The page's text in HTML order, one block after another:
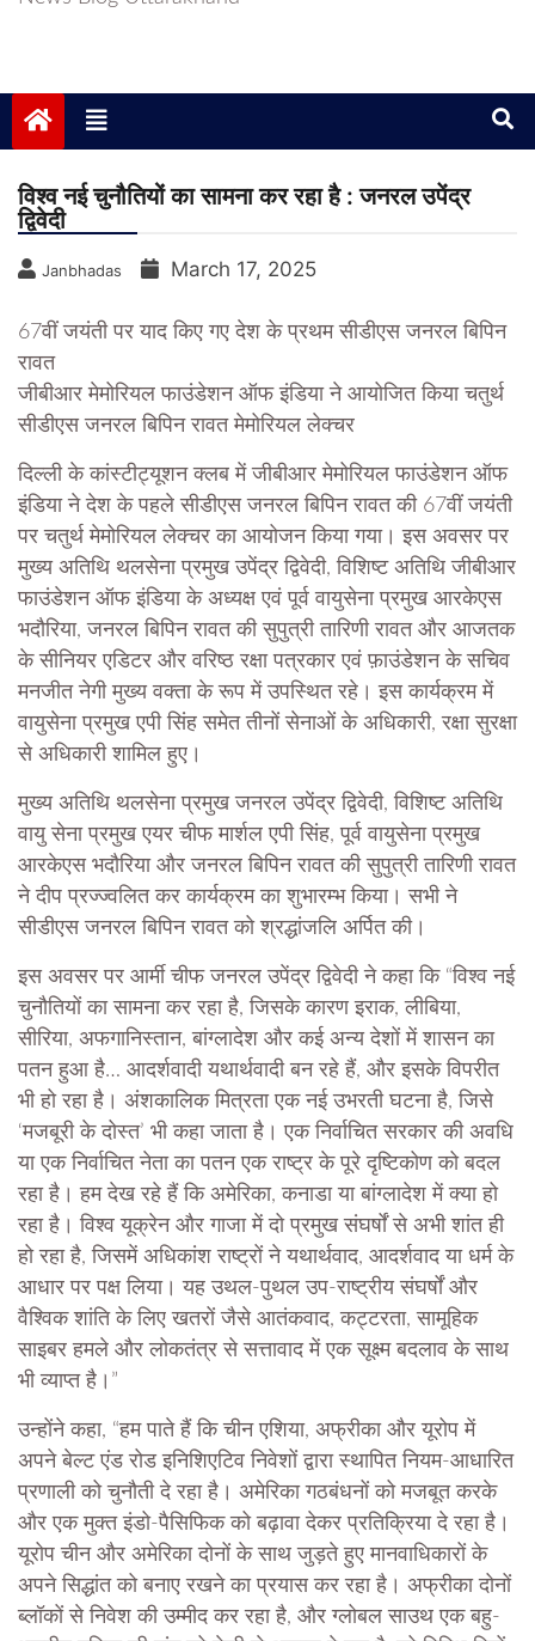
विश्व नई चुनौतियों का सामना कर रहा है : जनरल उपेंद्र
द्विवेदी
Janbhadas March 17, 2025
67वीं जयंती पर याद किए गए देश के प्रथम सीडीएस जनरल बिपिन
रावत
जीबीआर मेमोरियल फाउंडेशन ऑफ इंडिया ने आयोजित किया चतुर्थ
सीडीएस जनरल बिपिन रावत मेमोरियल लेक्चर
दिल्ली के कांस्टीट्यूशन क्लब में जीबीआर मेमोरियल फाउंडेशन ऑफ
इंडिया ने देश के पहले सीडीएस जनरल बिपिन रावत की 67वीं जयंती
पर चतुर्थ मेमोरियल लेक्चर का आयोजन किया गया। इस अवसर पर
मुख्य अतिथि थलसेना प्रमुख उपेंद्र द्विवेदी, विशिष्ट अतिथि जीबीआर
फाउंडेशन ऑफ इंडिया के अध्यक्ष एवं पूर्व वायुसेना प्रमुख आरकेएस
भदौरिया, जनरल बिपिन रावत की सुपुत्री तारिणी रावत और आजतक
के सीनियर एडिटर और वरिष्ठ रक्षा पत्रकार एवं फ़ाउंडेशन के सचिव
मनजीत नेगी मुख्य वक्ता के रूप में उपस्थित रहे। इस कार्यक्रम में
वायुसेना प्रमुख एपी सिंह समेत तीनों सेनाओं के अधिकारी, रक्षा सुरक्षा
से अधिकारी शामिल हुए।
मुख्य अतिथि थलसेना प्रमुख जनरल उपेंद्र द्विवेदी, विशिष्ट अतिथि
वायु सेना प्रमुख एयर चीफ मार्शल एपी सिंह, पूर्व वायुसेना प्रमुख
आरकेएस भदौरिया और जनरल बिपिन रावत की सुपुत्री तारिणी रावत
ने दीप प्रज्ज्वलित कर कार्यक्रम का शुभारम्भ किया। सभी ने
सीडीएस जनरल बिपिन रावत को श्रद्धांजलि अर्पित की।
इस अवसर पर आर्मी चीफ जनरल उपेंद्र द्विवेदी ने कहा कि “विश्व नई
चुनौतियों का सामना कर रहा है, जिसके कारण इराक, लीबिया,
सीरिया, अफगानिस्तान, बांग्लादेश और कई अन्य देशों में शासन का
पतन हुआ है… आदर्शवादी यथार्थवादी बन रहे हैं, और इसके विपरीत
भी हो रहा है। अंशकालिक मित्रता एक नई उभरती घटना है, जिसे
‘मजबूरी के दोस्त’ भी कहा जाता है। एक निर्वाचित सरकार की अवधि
या एक निर्वाचित नेता का पतन एक राष्ट्र के पूरे दृष्टिकोण को बदल
रहा है। हम देख रहे हैं कि अमेरिका, कनाडा या बांग्लादेश में क्या हो
रहा है। विश्व यूक्रेन और गाजा में दो प्रमुख संघर्षों से अभी शांत ही
हो रहा है, जिसमें अधिकांश राष्ट्रों ने यथार्थवाद, आदर्शवाद या धर्म के
आधार पर पक्ष लिया। यह उथल-पुथल उप-राष्ट्रीय संघर्षों और
वैश्विक शांति के लिए खतरों जैसे आतंकवाद, कट्टरता, सामूहिक
साइबर हमले और लोकतंत्र से सत्तावाद में एक सूक्ष्म बदलाव के साथ
भी व्याप्त है।”
उन्होंने कहा, “हम पाते हैं कि चीन एशिया, अफ्रीका और यूरोप में
अपने बेल्ट एंड रोड इनिशिएटिव निवेशों द्वारा स्थापित नियम-आधारित
प्रणाली को चुनौती दे रहा है। अमेरिका गठबंधनों को मजबूत करके
और एक मुक्त इंडो-पैसिफिक को बढ़ावा देकर प्रतिक्रिया दे रहा है।
यूरोप चीन और अमेरिका दोनों के साथ जुड़ते हुए मानवाधिकारों के
अपने सिद्धांत को बनाए रखने का प्रयास कर रहा है। अफ्रीका दोनों
ब्लॉकों से निवेश की उम्मीद कर रहा है, और ग्लोबल साउथ एक बहु-